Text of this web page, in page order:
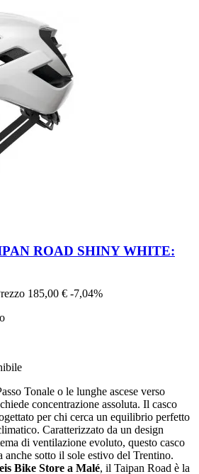
ROAD SHINY WHITE:
185,00 € -7,04%
Tonale o le lunghe ascese verso
concentrazione assoluta. Il casco
per chi cerca un equilibrio perfetto
Caratterizzato da un design
di ventilazione evoluto, questo casco
anche sotto il sole estivo del Trentino.
Bike Store a Malé, il Taipan Road è la